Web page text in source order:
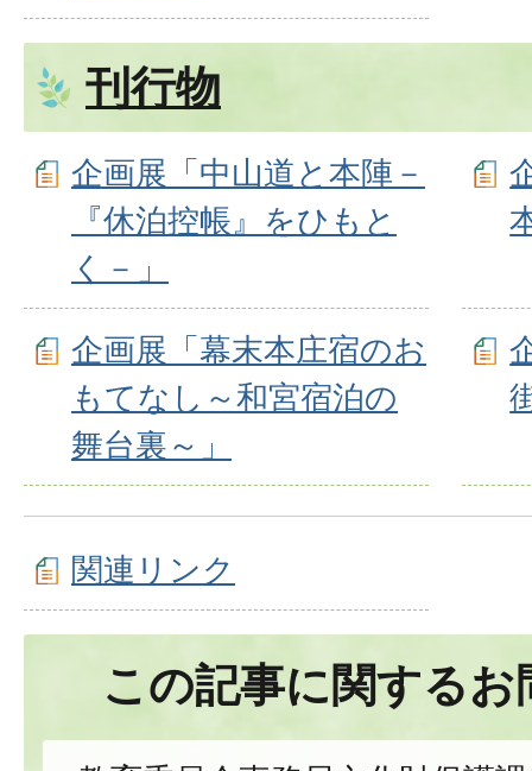
刊行物
企画展「中山道と本陣－
『休泊控帳』をひもと
く－」
企画展「幕末本庄宿のお
もてなし～和宮宿泊の
舞台裏～」
関連リンク
この記事に関する